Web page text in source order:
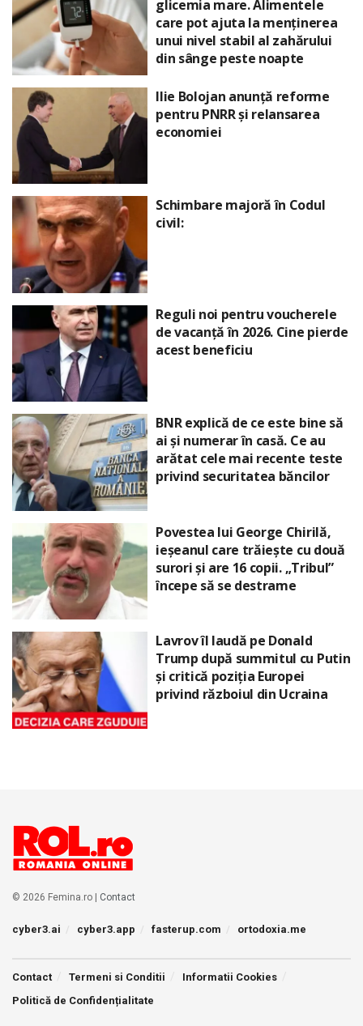
glicemia mare. Alimentele
care pot ajuta la menținerea
unui nivel stabil al zahărului
din sânge peste noapte
Ilie Bolojan anunță reforme
pentru PNRR și relansarea
economiei
Schimbare majoră în Codul
civil:
Reguli noi pentru voucherele
de vacanță în 2026. Cine pierde
acest beneficiu
BNR explică de ce este bine să
ai și numerar în casă. Ce au
arătat cele mai recente teste
privind securitatea băncilor
Povestea lui George Chirilă,
ieșeanul care trăiește cu două
surori și are 16 copii. „Tribul”
începe să se destrame
Lavrov îl laudă pe Donald
Trump după summitul cu Putin
și critică poziția Europei
privind războiul din Ucraina
© 2026 Femina.ro | Contact
cyber3.ai cyber3.app fasterup.com ortodoxia.me
Contact Termeni si Conditii
Informatii Cookies
Politică de Confidențialitate